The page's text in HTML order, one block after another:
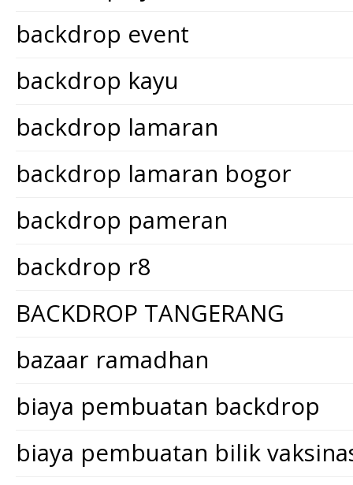
backdrop event
backdrop kayu
backdrop lamaran
backdrop lamaran bogor
backdrop pameran
backdrop r8
BACKDROP TANGERANG
bazaar ramadhan
biaya pembuatan backdrop
biaya pembuatan bilik